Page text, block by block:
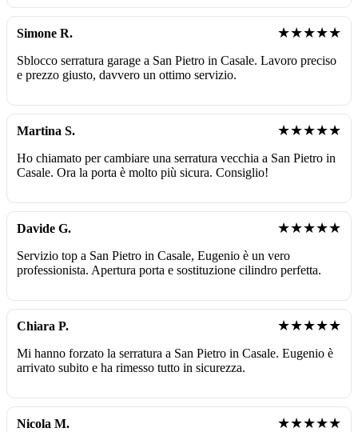
Simone R. ★★★★★
Sblocco serratura garage a San Pietro in Casale. Lavoro preciso
e prezzo giusto, davvero un ottimo servizio.
Martina S. ★★★★★
Ho chiamato per cambiare una serratura vecchia a San Pietro in
Casale. Ora la porta è molto più sicura. Consiglio!
Davide G. ★★★★★
Servizio top a San Pietro in Casale, Eugenio è un vero
professionista. Apertura porta e sostituzione cilindro perfetta.
Chiara P. ★★★★★
Mi hanno forzato la serratura a San Pietro in Casale. Eugenio è
arrivato subito e ha rimesso tutto in sicurezza.
Nicola M. ★★★★★